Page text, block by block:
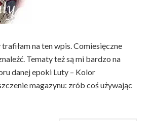
na ten wpis. Comiesięczne
Tematy też są mi bardzo na
danej epoki Luty – Kolor
magazynu: zrób coś używając